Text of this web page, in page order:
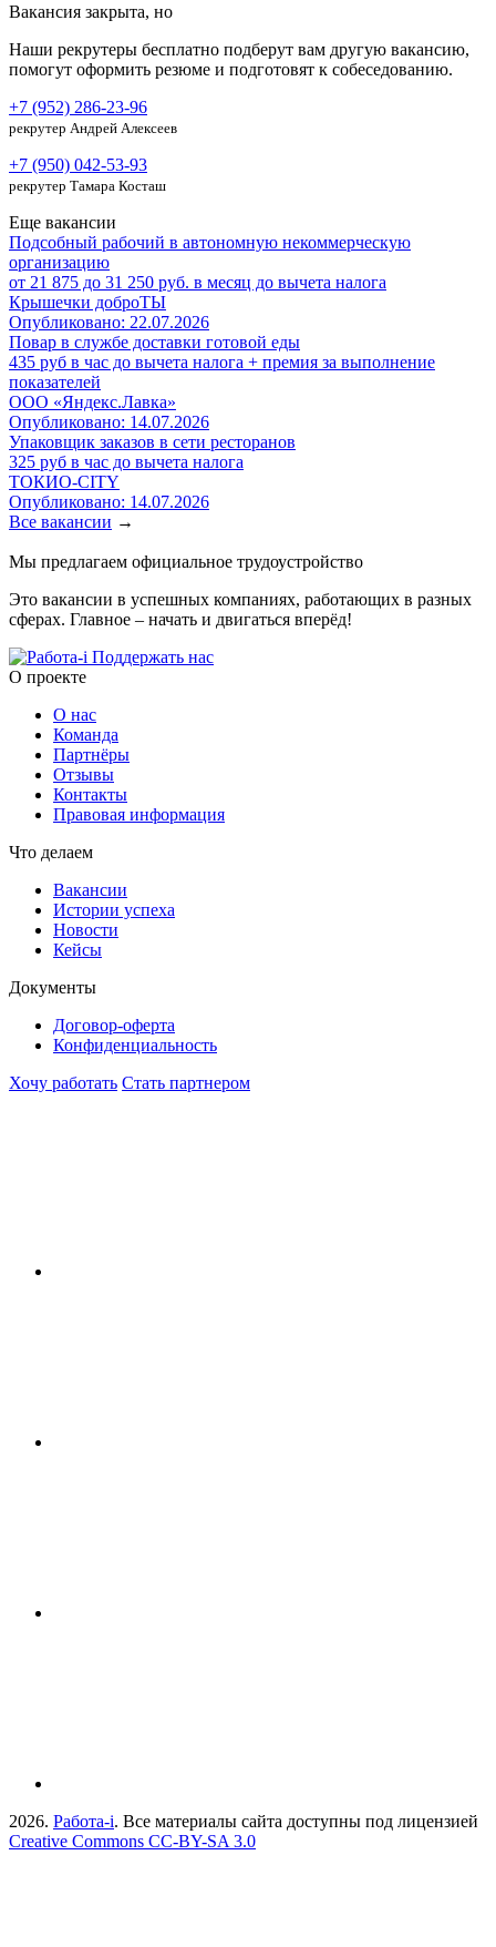
Вакансия закрыта, но
Наши рекрутеры бесплатно подберут вам другую вакансию,
помогут оформить резюме и подготовят к собеседованию.
+7 (952) 286-23-96
рекрутер Андрей Алексеев
+7 (950) 042-53-93
рекрутер Тамара Косташ
Еще вакансии
Подсобный рабочий в автономную некоммерческую
организацию
от 21 875 до 31 250 руб. в месяц до вычета налога
Крышечки доброТЫ
Опубликовано: 22.07.2026
Повар в службе доставки готовой еды
435 руб в час до вычета налога + премия за выполнение
показателей
ООО «Яндекс.Лавка»
Опубликовано: 14.07.2026
Упаковщик заказов в сети ресторанов
325 руб в час до вычета налога
ТОКИО-CITY
Опубликовано: 14.07.2026
Все вакансии →
Мы предлагаем официальное трудоустройство
Это вакансии в успешных компаниях, работающих в разных
сферах. Главное – начать и двигаться вперёд!
Поддержать нас
O проекте
О нас
Команда
Партнёры
Отзывы
Контакты
Правовая информация
Что делаем
Вакансии
Истории успеха
Новости
Кейсы
Документы
Договор-оферта
Конфиденциальность
Хочу работать Стать партнером
2026. Работа-i. Все материалы сайта доступны под лицензией
Creative Commons СС-BY-SA 3.0